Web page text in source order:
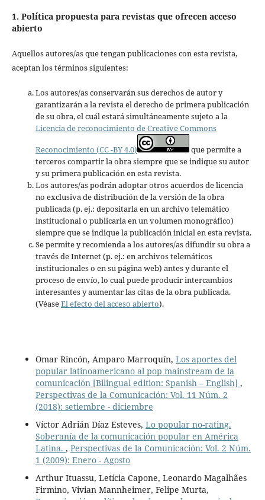
1. Política propuesta para revistas que ofrecen acceso
abierto
Aquellos autores/as que tengan publicaciones con esta revista,
aceptan los términos siguientes:
Los autores/as conservarán sus derechos de autor y
garantizarán a la revista el derecho de primera publicación
de su obra, el cuál estará simultáneamente sujeto a la
Licencia de reconocimiento de Creative Commons
Reconocimiento (CC -BY 4.0)
que permite a
terceros compartir la obra siempre que se indique su autor
y su primera publicación en esta revista.
Los autores/as podrán adoptar otros acuerdos de licencia
no exclusiva de distribución de la versión de la obra
publicada (p. ej.: depositarla en un archivo telemático
institucional o publicarla en un volumen monográfico)
siempre que se indique la publicación inicial en esta revista.
Se permite y recomienda a los autores/as difundir su obra a
través de Internet (p. ej.: en archivos telemáticos
institucionales o en su página web) antes y durante el
proceso de envío, lo cual puede producir intercambios
interesantes y aumentar las citas de la obra publicada.
(VéaseEl efecto del acceso abierto).
Omar Rincón, Amparo Marroquín, Los aportes del
popular latinoamericano al pop mainstream de la
comunicación [Bilingual edition: Spanish – English] ,
Perspectivas de la Comunicación: Vol. 11 Núm. 2
(2018): setiembre - diciembre
Víctor Adrián Díaz Esteves, Lo popular no-rating.
Soberanía de la comunicación popular en América
Latina. , Perspectivas de la Comunicación: Vol. 2 Núm.
1 (2009): Enero - Agosto
Arthur Ituassu, Letícia Capone, Leonardo Magalhães
Firmino, Vivian Mannheimer, Felipe Murta,